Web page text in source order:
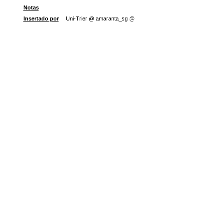
Notas
Insertado por
Uni-Trier @ amaranta_sg @